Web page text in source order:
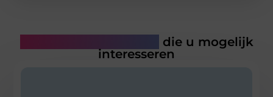
die u mogelijk
interesseren